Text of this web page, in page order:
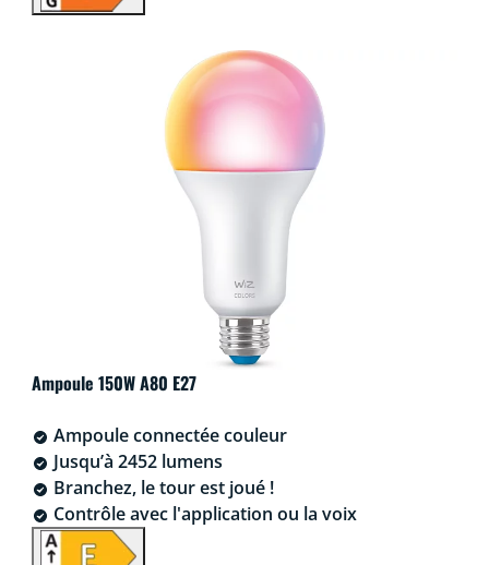
Ampoule 150W A80 E27
Ampoule connectée couleur
Jusqu’à 2452 lumens
Branchez, le tour est joué !
Contrôle avec l'application ou la voix